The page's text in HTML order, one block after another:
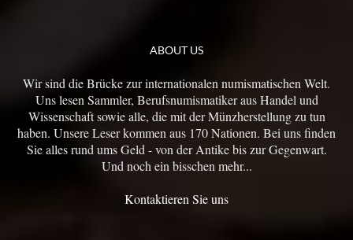
ABOUT US
Wir sind die Brücke zur internationalen numismatischen Welt.
Uns lesen Sammler, Berufsnumismatiker aus Handel und
Wissenschaft sowie alle, die mit der Münzherstellung zu tun
haben. Unsere Leser kommen aus 170 Nationen. Bei uns finden
Sie alles rund ums Geld - von der Antike bis zur Gegenwart.
Und noch ein bisschen mehr...
Kontaktieren Sie uns